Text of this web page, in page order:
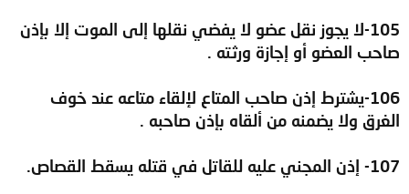
105-لا يجوز نقل عضو لا يفضي نقلها إلى الموت إلا بإذن
صاحب العضو أو إجازة ورثته .
106-يشترط إذن صاحب المتاع لإلقاء متاعه عند خوف
الغرق ولا يضمنه من ألقاه بإذن صاحبه .
107- إذن المجني عليه للقاتل في قتله يسقط القصاص.